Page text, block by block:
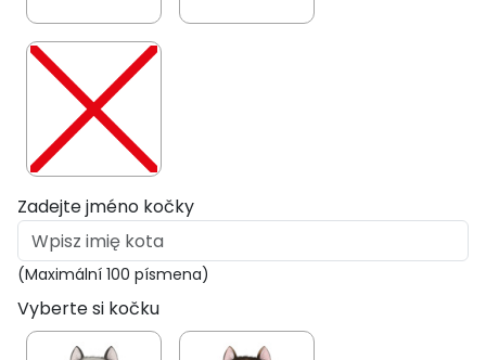
Zadejte jméno kočky
(Maximální 100 písmena)
Vyberte si kočku